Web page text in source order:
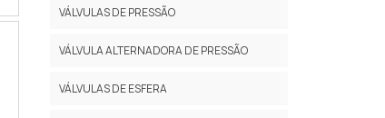
VÁLVULAS DE PRESSÃO
VÁLVULA ALTERNADORA DE PRESSÃO
VÁLVULAS DE ESFERA